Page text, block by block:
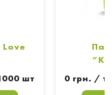
Love
шт
0 грн. /